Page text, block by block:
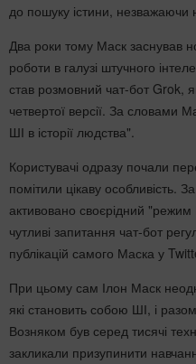
до пошуку істини, незважаючи
Два роки тому Маск заснував
роботи в галузі штучного
став розмовний чат-бот Grok,
четвертої версії. За словами
ШІ в історії людства".
Користувачі одразу почали
помітили цікаву особливість.
активовано своєрідний "режим
чутливі запитання чат-бот
публікацій самого Маска у
При цьому сам Ілон Маск
які становить собою ШІ, і
Возняком був серед тисячі
закликали призупинити